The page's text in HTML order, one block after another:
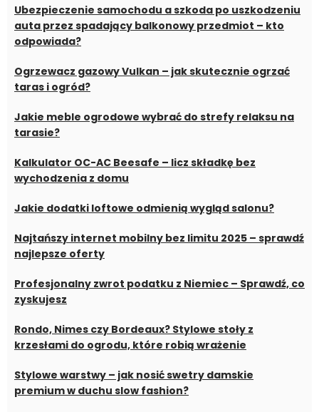
Ubezpieczenie samochodu a szkoda po uszkodzeniu
auta przez spadający balkonowy przedmiot – kto
odpowiada?
Ogrzewacz gazowy Vulkan – jak skutecznie ogrzać
taras i ogród?
Jakie meble ogrodowe wybrać do strefy relaksu na
tarasie?
Kalkulator OC-AC Beesafe – licz składkę bez
wychodzenia z domu
Jakie dodatki loftowe odmienią wygląd salonu?
Najtańszy internet mobilny bez limitu 2025 – sprawdź
najlepsze oferty
Profesjonalny zwrot podatku z Niemiec – Sprawdź, co
zyskujesz
Rondo, Nimes czy Bordeaux? Stylowe stoły z
krzesłami do ogrodu, które robią wrażenie
Stylowe warstwy – jak nosić swetry damskie
premium w duchu slow fashion?